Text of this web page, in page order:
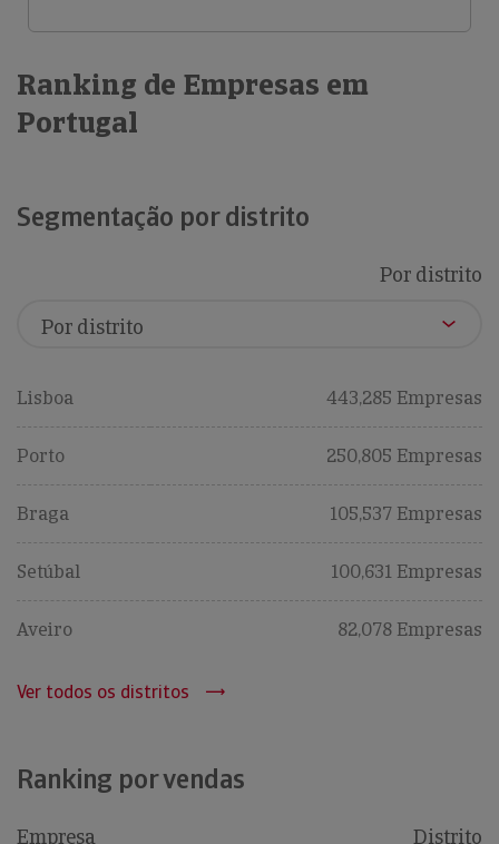
Ranking de Empresas em
Portugal
Segmentação por distrito
Por distrito
Lisboa 443,285 Empresas
Porto 250,805 Empresas
Braga 105,537 Empresas
Setúbal 100,631 Empresas
Aveiro 82,078 Empresas
Ver todos os distritos
Ranking por vendas
Empresa Distrito